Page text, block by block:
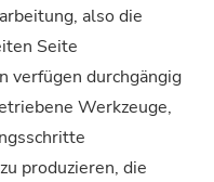
also die
Seite
verfügen durchgängig
Werkzeuge,
produzieren, die